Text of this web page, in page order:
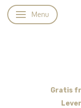
Skifte navigation
Menu
Gratis